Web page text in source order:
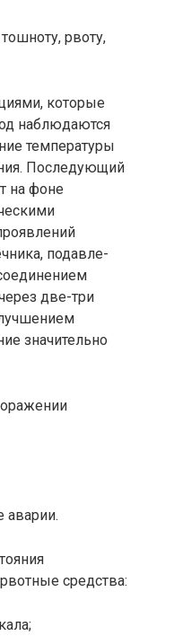
рвоту,
которые
наблюдаются
температуры
Последующий
на фоне
подавле­
две-три
значительно
аварии.
средства: